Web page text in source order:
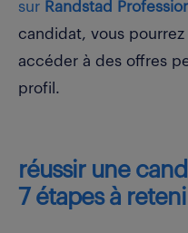
sur Randstad
candidat, vous
accéder à des offres
profil.
réussir une
7 étapes à